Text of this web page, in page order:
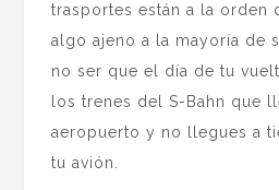
trasportes están a la orden
algo ajeno a la mayoría de
no ser que el día de tu
los trenes del S-Bahn que
aeropuerto y no llegues a
tu avión.